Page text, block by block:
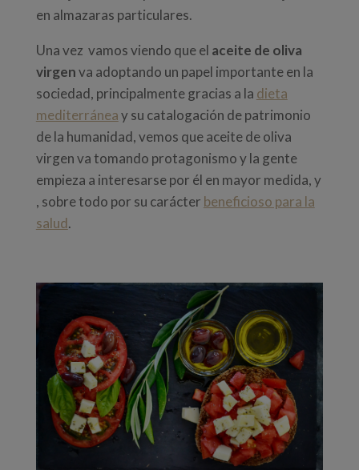
en almazaras particulares.
Una vez vamos viendo que el aceite de oliva
virgenva adoptando un papel importante en la
sociedad, principalmente gracias a la dieta
mediterráneay su catalogación de patrimonio
de la humanidad, vemos que aceite de oliva
virgen va tomando protagonismo y la gente
empieza a interesarse por él en mayor medida, y
, sobre todo por su carácter beneficioso para la
salud.